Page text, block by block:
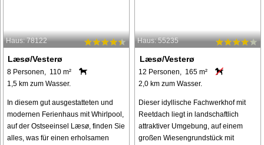
Haus: 78122
Læsø/Vesterø
8 Personen, 110 m²
1,5 km zum Wasser.
In diesem gut ausgestatteten und
modernen Ferienhaus mit Whirlpool,
auf der Ostseeinsel Læsø, finden Sie
alles, was für einen erholsamen
Haus: 55235
Læsø/Vesterø
12 Personen, 165 m²
2,0 km zum Wasser.
Dieser idyllische Fachwerkhof mit
Reetdach liegt in landschaftlich
attraktiver Umgebung, auf einem
großen Wiesengrundstück mit